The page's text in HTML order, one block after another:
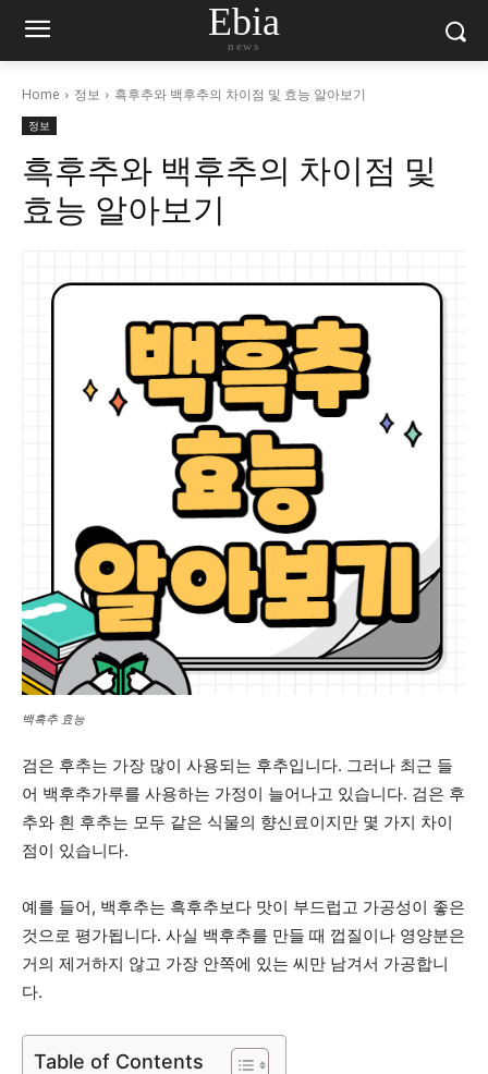
Ebia
news
Home 정보 흑후추와 백후추의 차이점 및 효능 알아보기
정보
흑후추와 백후추의 차이점 및
효능 알아보기
백흑추 효능
검은 후추는 가장 많이 사용되는 후추입니다. 그러나 최근 들
어 백후추가루를 사용하는 가정이 늘어나고 있습니다. 검은 후
추와 흰 후추는 모두 같은 식물의 향신료이지만 몇 가지 차이
점이 있습니다.
예를 들어, 백후추는 흑후추보다 맛이 부드럽고 가공성이 좋은
것으로 평가됩니다. 사실 백후추를 만들 때 껍질이나 영양분은
거의 제거하지 않고 가장 안쪽에 있는 씨만 남겨서 가공합니
다.
Table of Contents